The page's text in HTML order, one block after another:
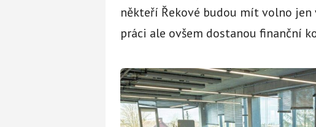
někteří Řekové budou mít volno jen
práci ale ovšem dostanou finanční